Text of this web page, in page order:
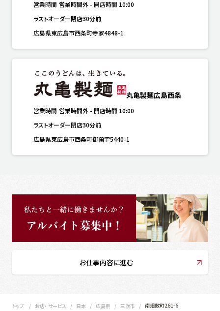
営業時間 営業時間外 - 開店時間 10:00
ラストオーダー閉店30分前
広島県東広島市西条町寺家4848-1
丸亀製麺広島西条
営業時間 営業時間外 - 開店時間 10:00
ラストオーダー閉店30分前
広島県東広島市西条町御薗宇5440-1
お仕事内容に進む
トップ お店・ サービス 日本 広島県 三次市 南畑敷町261-6